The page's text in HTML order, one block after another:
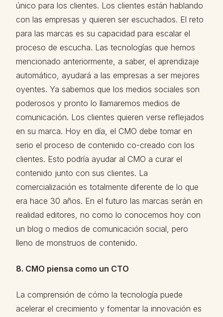
único para los clientes. Los clientes están hablando
con las empresas y quieren ser escuchados. El reto
para las marcas es su capacidad para escalar el
proceso de escucha. Las tecnologías que hemos
mencionado anteriormente, a saber, el aprendizaje
automático, ayudará a las empresas a ser mejores
oyentes. Ya sabemos que los medios sociales son
poderosos y pronto lo llamaremos medios de
comunicación. Los clientes quieren verse reflejados
en su marca. Hoy en día, el CMO debe tomar en
serio el proceso de contenido co-creado con los
clientes. Esto podría ayudar al CMO a curar el
contenido junto con sus clientes. La
comercialización es totalmente diferente de lo que
era hace 30 años. En el futuro las marcas serán en
realidad editores, no como lo conocemos hoy con
un blog o medios de comunicación social, pero
lleno de monstruos de contenido.
8. CMO piensa como un CTO
La comprensión de cómo la tecnología puede
acelerar el crecimiento y fomentar la innovación es